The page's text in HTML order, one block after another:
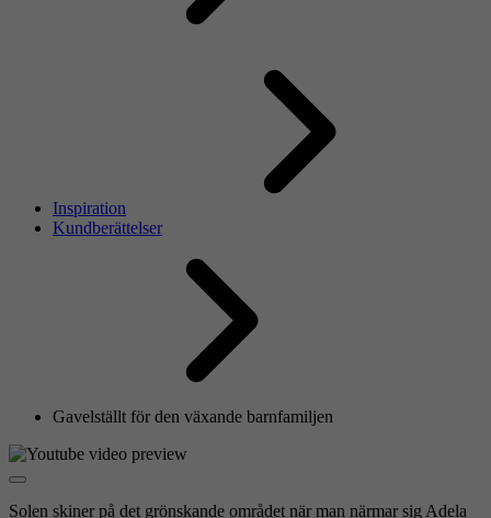
Inspiration
Kundberättelser
Gavelställt för den växande barnfamiljen
Solen skiner på det grönskande området när man närmar sig Adela